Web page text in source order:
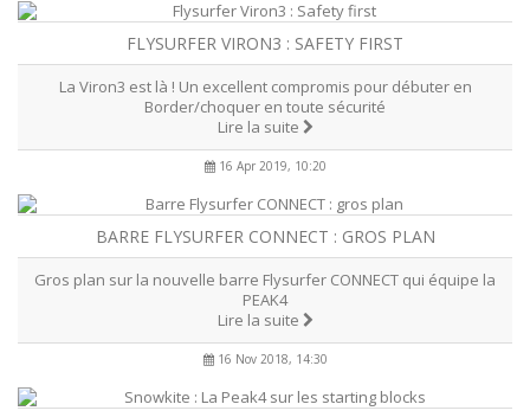
FLYSURFER VIRON3 : SAFETY FIRST
La Viron3 est là ! Un excellent compromis pour débuter en
Border/choquer en toute sécurité
Lire la suite
16 Apr 2019, 10:20
BARRE FLYSURFER CONNECT : GROS PLAN
Gros plan sur la nouvelle barre Flysurfer CONNECT qui équipe la
PEAK4
Lire la suite
16 Nov 2018, 14:30